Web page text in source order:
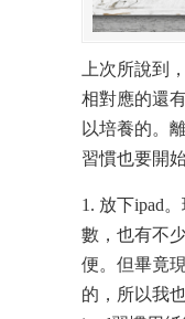
上次所說到
相對應的還
以培養的。
習慣也要開
1. 放下ipad
數，也有不
便。但畢竟
的，所以我